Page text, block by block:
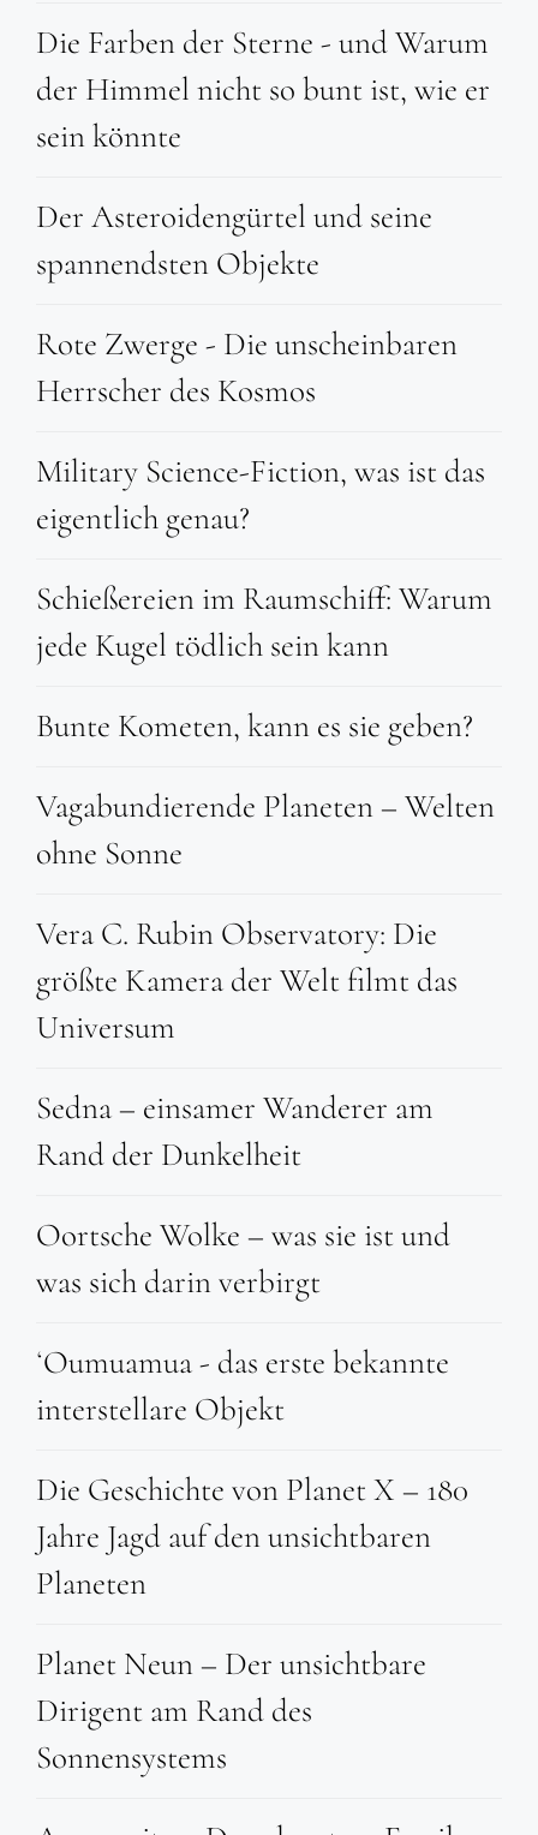
Die Farben der Sterne - und Warum
der Himmel nicht so bunt ist, wie er
sein könnte
Der Asteroidengürtel und seine
spannendsten Objekte
Rote Zwerge - Die unscheinbaren
Herrscher des Kosmos
Military Science-Fiction, was ist das
eigentlich genau?
Schießereien im Raumschiff: Warum
jede Kugel tödlich sein kann
Bunte Kometen, kann es sie geben?
Vagabundierende Planeten – Welten
ohne Sonne
Vera C. Rubin Observatory: Die
größte Kamera der Welt filmt das
Universum
Sedna – einsamer Wanderer am
Rand der Dunkelheit
Oortsche Wolke – was sie ist und
was sich darin verbirgt
ʻOumuamua - das erste bekannte
interstellare Objekt
Die Geschichte von Planet X – 180
Jahre Jagd auf den unsichtbaren
Planeten
Planet Neun – Der unsichtbare
Dirigent am Rand des
Sonnensystems